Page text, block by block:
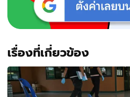
เรื่องที่เกี่ยวข้อง